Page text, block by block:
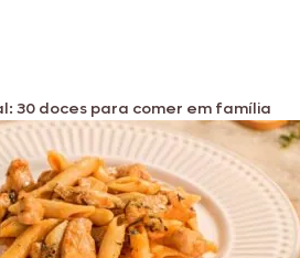
30 doces para comer em família